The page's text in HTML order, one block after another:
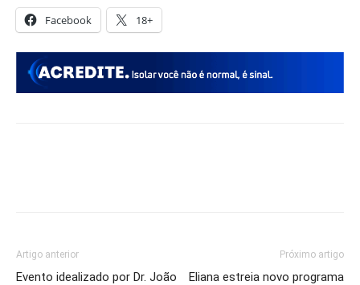
Facebook 18+
Artigo anterior
Evento idealizado por Dr. João
Próximo artigo
Eliana estreia novo programa